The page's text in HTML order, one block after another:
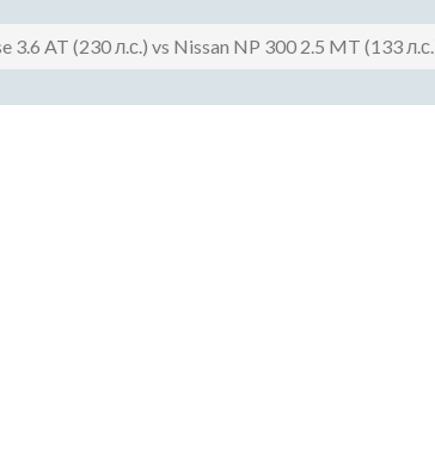
3.6 AT (230 л.с.) vs Nissan NP 300 2.5 MT (133